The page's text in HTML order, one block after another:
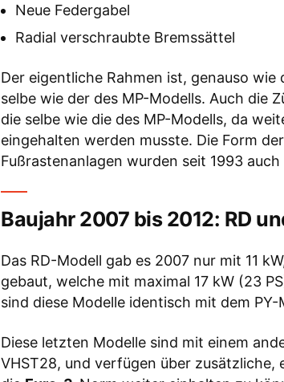
Neue Federgabel
Radial verschraubte Bremssättel
Der eigentliche Rahmen ist, genauso
selbe wie der des MP-Modells. Auch die
die selbe wie die des MP-Modells, da
eingehalten werden musste. Die Form
Fußrastenanlagen wurden seit 1993
Baujahr 2007 bis 2012: RD
Das RD-Modell gab es 2007 nur mit 11
gebaut, welche mit maximal 17 kW (23
sind diese Modelle identisch mit dem PY-
Diese letzten Modelle sind mit einem
VHST28, und verfügen über zusätzliche,